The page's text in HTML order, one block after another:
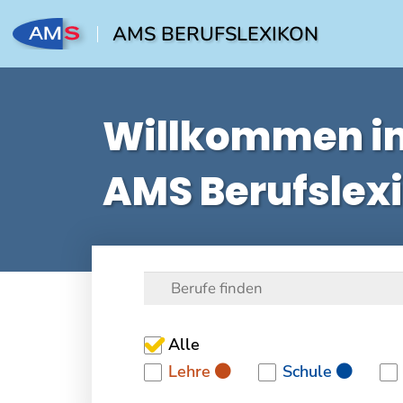
AMS BERUFSLEXIKON
Willkommen
AMS
Alle
Lehre
Schule